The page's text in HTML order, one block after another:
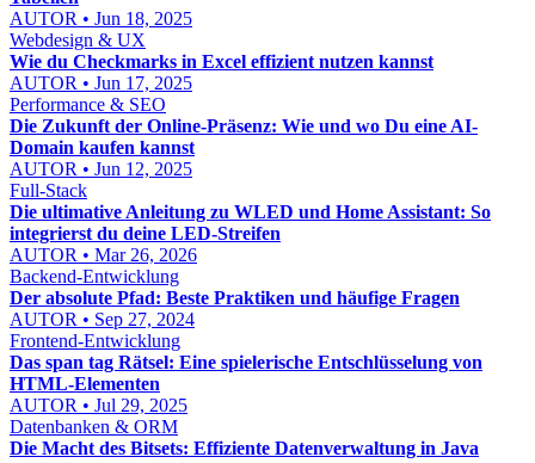
AUTOR • Jun 18, 2025
Webdesign & UX
Wie du Checkmarks in Excel effizient nutzen kannst
AUTOR • Jun 17, 2025
Performance & SEO
Die Zukunft der Online-Präsenz: Wie und wo Du eine AI-
Domain kaufen kannst
AUTOR • Jun 12, 2025
Full-Stack
Die ultimative Anleitung zu WLED und Home Assistant: So
integrierst du deine LED-Streifen
AUTOR • Mar 26, 2026
Backend-Entwicklung
Der absolute Pfad: Beste Praktiken und häufige Fragen
AUTOR • Sep 27, 2024
Frontend-Entwicklung
Das span tag Rätsel: Eine spielerische Entschlüsselung von
HTML-Elementen
AUTOR • Jul 29, 2025
Datenbanken & ORM
Die Macht des Bitsets: Effiziente Datenverwaltung in Java